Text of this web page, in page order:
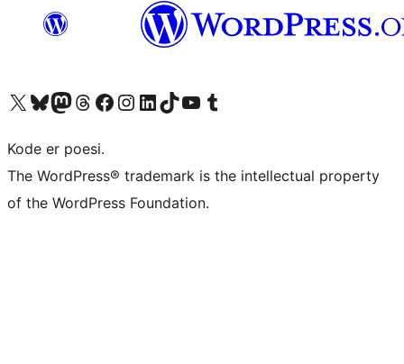
Besøg vores X (tidligere Twitter) konto
Besøg vores Bluesky-konto
Besøg vores Mastodon konto
Besøg vores Threads-konto
Besøg vores Facebook sideBesøg vores Instagram konto
Besøg vores LinkedIn konto
Besøg vores TikTok-konto
Besøg vores YouTube-kanalBesøg vores Tumblr-konto
Kode er poesi.
The WordPress® trademark is the intellectual property
of the WordPress Foundation.